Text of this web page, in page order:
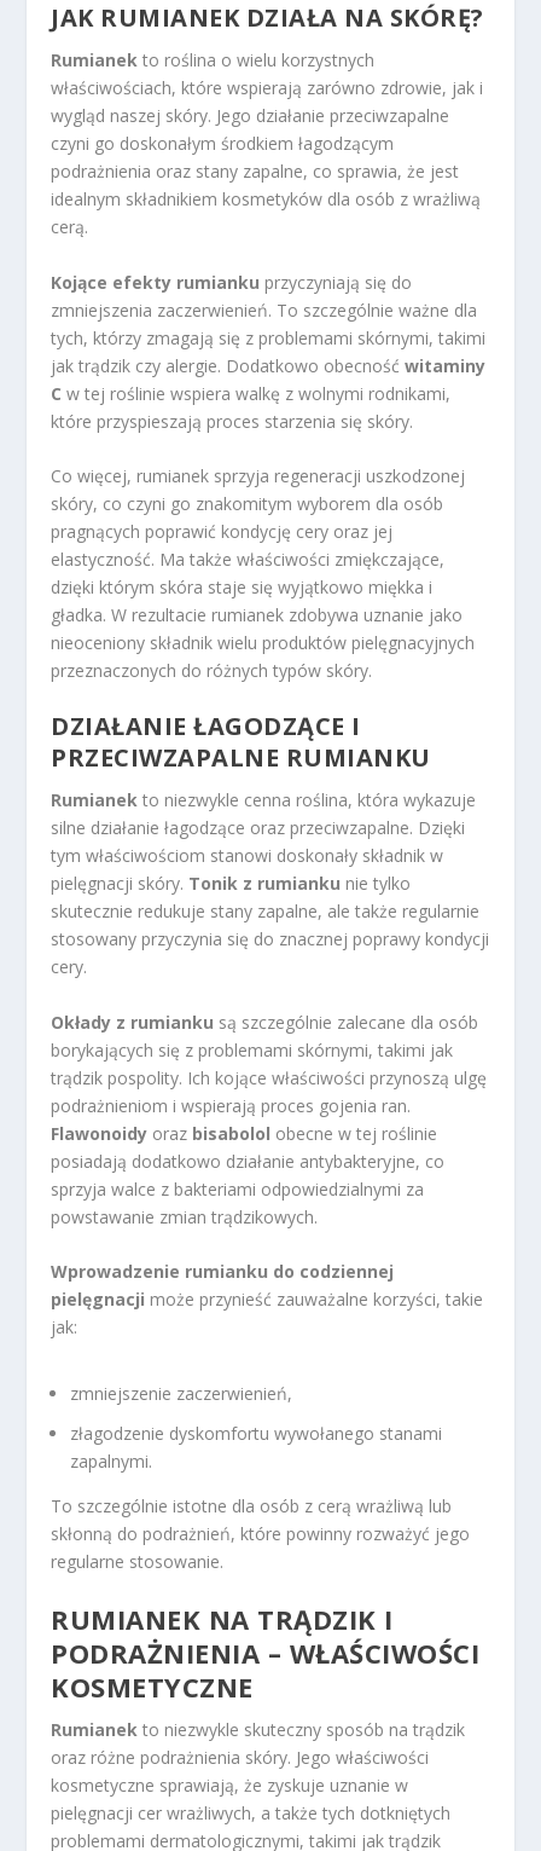
JAK RUMIANEK DZIAŁA NA SKÓRĘ?
Rumianek to roślina o wielu korzystnych
właściwościach, które wspierają zarówno zdrowie, jak i
wygląd naszej skóry. Jego działanie przeciwzapalne
czyni go doskonałym środkiem łagodzącym
podrażnienia oraz stany zapalne, co sprawia, że jest
idealnym składnikiem kosmetyków dla osób z wrażliwą
cerą.
Kojące efekty rumianku przyczyniają się do
zmniejszenia zaczerwienień. To szczególnie ważne dla
tych, którzy zmagają się z problemami skórnymi, takimi
jak trądzik czy alergie. Dodatkowo obecnośćwitaminy
C w tej roślinie wspiera walkę z wolnymi rodnikami,
które przyspieszają proces starzenia się skóry.
Co więcej, rumianek sprzyja regeneracji uszkodzonej
skóry, co czyni go znakomitym wyborem dla osób
pragnących poprawić kondycję cery oraz jej
elastyczność. Ma także właściwości zmiękczające,
dzięki którym skóra staje się wyjątkowo miękka i
gładka. W rezultacie rumianek zdobywa uznanie jako
nieoceniony składnik wielu produktów pielęgnacyjnych
przeznaczonych do różnych typów skóry.
DZIAŁANIE ŁAGODZĄCE I
PRZECIWZAPALNE RUMIANKU
Rumianek to niezwykle cenna roślina, która wykazuje
silne działanie łagodzące oraz przeciwzapalne. Dzięki
tym właściwościom stanowi doskonały składnik w
pielęgnacji skóry. Tonik z rumianku nie tylko
skutecznie redukuje stany zapalne, ale także regularnie
stosowany przyczynia się do znacznej poprawy kondycji
cery.
Okłady z rumianku są szczególnie zalecane dla osób
borykających się z problemami skórnymi, takimi jak
trądzik pospolity. Ich kojące właściwości przynoszą ulgę
podrażnieniom i wspierają proces gojenia ran.
Flawonoidy oraz bisabolol obecne w tej roślinie
posiadają dodatkowo działanie antybakteryjne, co
sprzyja walce z bakteriami odpowiedzialnymi za
powstawanie zmian trądzikowych.
Wprowadzenie rumianku do codziennej
pielęgnacji może przynieść zauważalne korzyści, takie
jak:
zmniejszenie zaczerwienień,
złagodzenie dyskomfortu wywołanego stanami
zapalnymi.
To szczególnie istotne dla osób z cerą wrażliwą lub
skłonną do podrażnień, które powinny rozważyć jego
regularne stosowanie.
RUMIANEK NA TRĄDZIK I
PODRAŻNIENIA – WŁAŚCIWOŚCI
KOSMETYCZNE
Rumianek to niezwykle skuteczny sposób na trądzik
oraz różne podrażnienia skóry. Jego właściwości
kosmetyczne sprawiają, że zyskuje uznanie w
pielęgnacji cer wrażliwych, a także tych dotkniętych
problemami dermatologicznymi, takimi jak trądzik